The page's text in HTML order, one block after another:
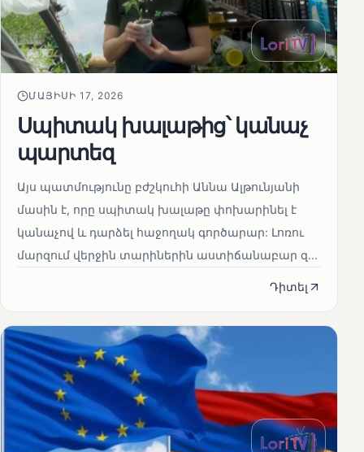
ՄԱՅԻՍԻ 17, 2026
Սպիտակ խալաթից՝ կանաչ
պարտեզ
Այս պատմությունը բժշկուհի Աննա Ալթունյանի
մասին է, որը սպիտակ խալաթը փոխարինել է
կանաչով և դարձել հաջողակ գործարար: Լոռու
մարզում վերջին տարիներին աստիճանաբար զ...
Դիտել